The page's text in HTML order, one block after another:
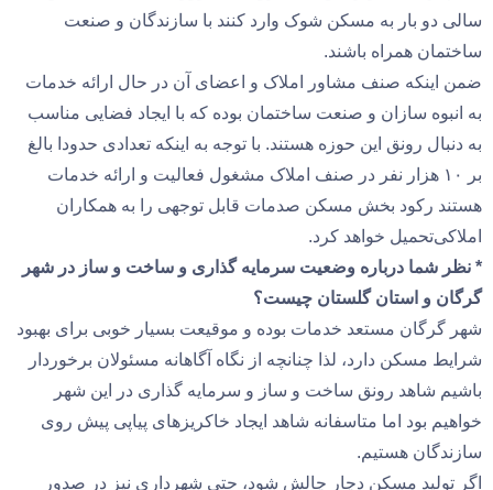
سالی دو بار به مسکن شوک وارد کنند با سازندگان و صنعت‌
ساختمان‌ همراه باشند.
ضمن اینکه صنف‌ مشاور املاک‌ و اعضای‌ آن در حال‌ ارائه‌ خدمات‌
به‌ انبوه سازان‌ و صنعت‌ ساختمان‌ بوده‌ که با ایجاد فضایی‌ مناسب‌
به دنبال‌ رونق این حوزه هستند. با توجه‌ به‌ اینکه‌ تعدادی‌ حدودا بالغ‌
بر ۱۰ هزار نفر در صنف‌ املاک‌ مشغول‌ فعالیت‌ و ارائه‌ خدمات‌
هستند رکود بخش‌ مسکن‌ صدمات قابل‌ توجهی‌ را به همکاران
املاکی‌تحمیل‌ خواهد کرد.
* نظر شما درباره وضعیت سرمایه گذاری و ساخت و ساز در شهر
گرگان و استان گلستان چیست؟
شهر گرگان مستعد خدمات بوده و موقیعت بسیار خوبی برای بهبود
شرایط مسکن دارد، لذا چنانچه از نگاه آگاهانه مسئولان برخوردار
باشیم شاهد رونق ساخت و ساز و سرمایه گذاری در این شهر
خواهیم بود اما متاسفانه شاهد ایجاد خاکریزهای پیاپی پیش روی
سازندگان هستیم.
اگر تولید مسکن دچار چالش شود، حتی شهرداری نیز در صدور